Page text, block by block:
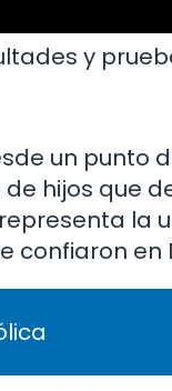
y
un punto
hijos que
la
en